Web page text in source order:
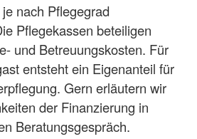
nach Pflegegrad
Pflegekassen beteiligen
und Betreuungskosten. Für
entsteht ein Eigenanteil für
Gern erläutern wir
der Finanzierung in
Beratungsgespräch.